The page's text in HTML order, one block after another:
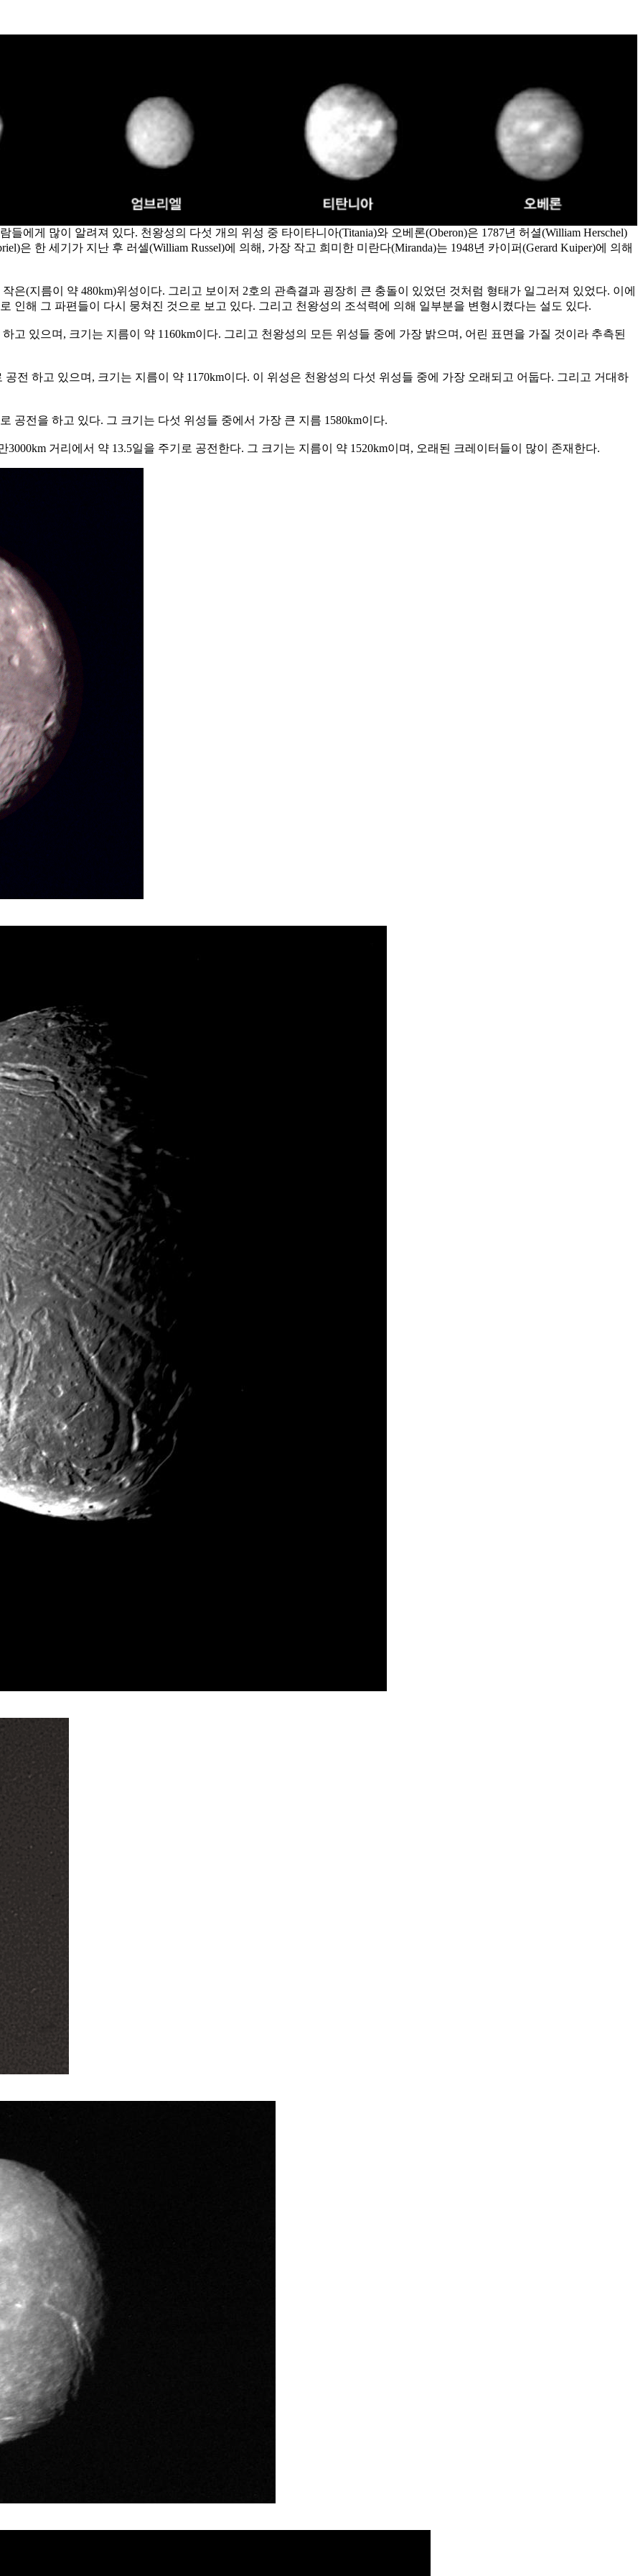
에게 많이 알려져 있다. 천왕성의 다섯 개의 위성 중 타이타니아(Titania)와 오베론(Oberon)은 1787년 허셜(William Herschel)
은 한 세기가 지난 후 러셀(William Russel)에 의해, 가장 작고 희미한 미란다(Miranda)는 1948년 카이퍼(Gerard Kuiper)에 의해
은(지름이 약 480km)위성이다. 그리고 보이저 2호의 관측결과 굉장히 큰 충돌이 있었던 것처럼 형태가 일그러져 있었다. 이에
인해 그 파편들이 다시 뭉쳐진 것으로 보고 있다. 그리고 천왕성의 조석력에 의해 일부분을 변형시켰다는 설도 있다.
고 있으며, 크기는 지름이 약 1160km이다. 그리고 천왕성의 모든 위성들 중에 가장 밝으며, 어린 표면을 가질 것이라 추측된
전 하고 있으며, 크기는 지름이 약 1170km이다. 이 위성은 천왕성의 다섯 위성들 중에 가장 오래되고 어둡다. 그리고 거대하
공전을 하고 있다. 그 크기는 다섯 위성들 중에서 가장 큰 지름 1580km이다.
거리에서 약 13.5일을 주기로 공전한다. 그 크기는 지름이 약 1520km이며, 오래된 크레이터들이 많이 존재한다.